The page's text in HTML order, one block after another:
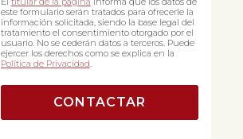
este formulario serán tratados para ofrecerle la
información solicitada, siendo la base legal del
tratamiento el consentimiento otorgado por el
usuario. No se cederán datos a terceros. Puede
ejercer los derechos como se explica en la
Política de Privacidad.